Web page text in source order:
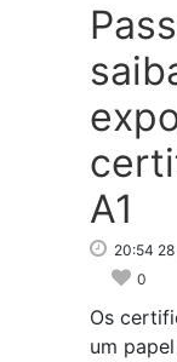
A1
20:54
0
Os
um